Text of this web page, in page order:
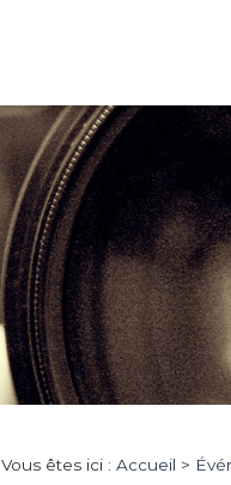
Vous êtes ici : Accueil >